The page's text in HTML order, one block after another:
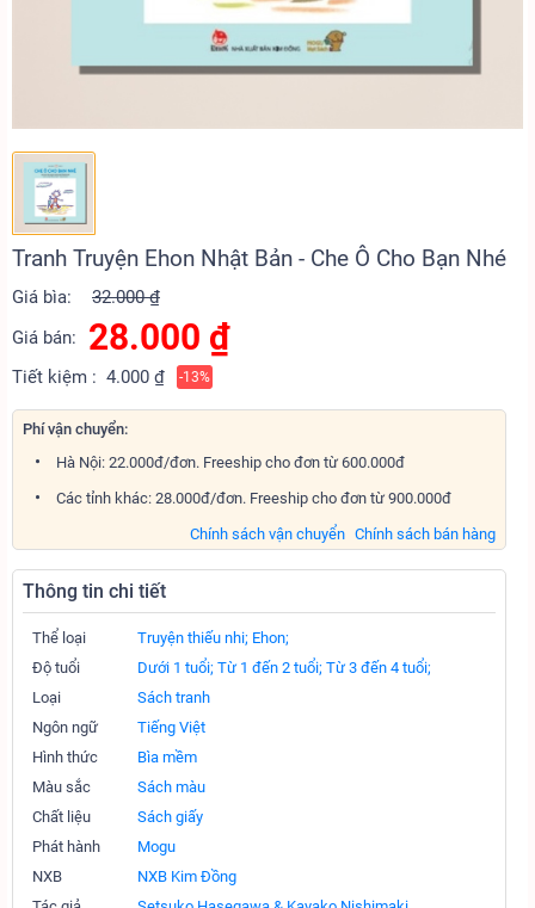
Tranh Truyện Ehon Nhật Bản - Che Ô Cho Bạn Nhé
Giá bìa:
32.000 ₫
Giá bán:
28.000 ₫
Tiết kiệm : 4.000 ₫ -13%
Phí vận chuyển:
Hà Nội: 22.000đ/đơn. Freeship cho đơn từ 600.000đ
Các tỉnh khác: 28.000đ/đơn. Freeship cho đơn từ 900.000đ
Chính sách bán hàng
Chính sách vận chuyển
Thông tin chi tiết
Thể loại Truyện thiếu nhi; Ehon;
Độ tuổi
Dưới 1 tuổi; Từ 1 đến 2 tuổi; Từ 3 đến 4 tuổi;
Loại
Sách tranh
Ngôn ngữ
Tiếng Việt
Hình thức
Bìa mềm
Màu sắc
Sách màu
Chất liệu
Sách giấy
Phát hành
Mogu
NXB
NXB Kim Đồng